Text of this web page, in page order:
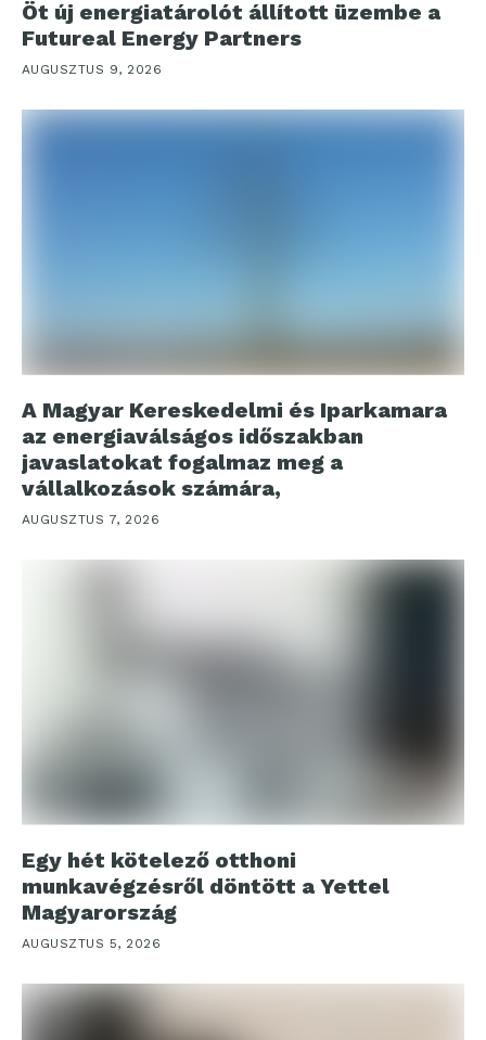
Öt új energiatárolót állított üzembe a
Futureal Energy Partners
AUGUSZTUS 9, 2026
A Magyar Kereskedelmi és Iparkamara
az energiaválságos időszakban
javaslatokat fogalmaz meg a
vállalkozások számára,
AUGUSZTUS 7, 2026
Egy hét kötelező otthoni
munkavégzésről döntött a Yettel
Magyarország
AUGUSZTUS 5, 2026